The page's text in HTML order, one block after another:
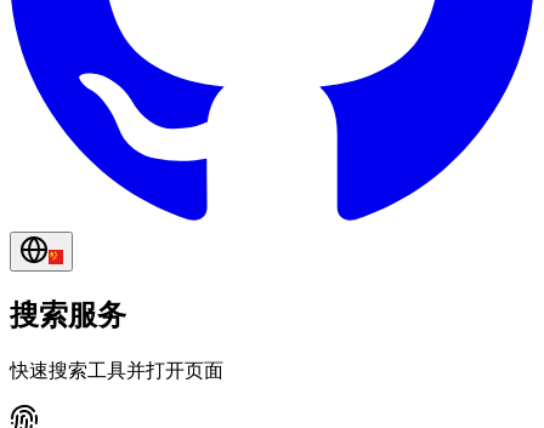
搜索服务
快速搜索工具并打开页面